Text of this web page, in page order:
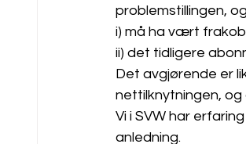
problemstillingen,
i) må ha vært
ii) det tidligere
Det avgjørende er
nettilknytningen,
Vi i SVW har
anledning.